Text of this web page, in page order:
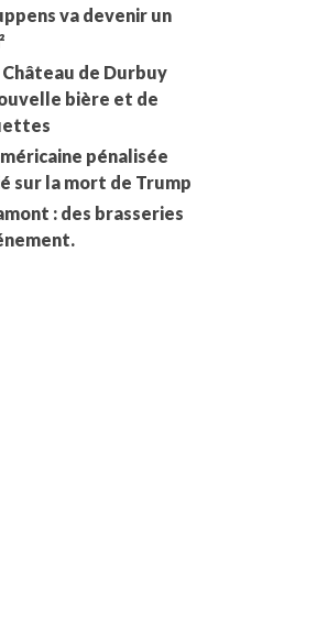
va devenir un
de Durbuy
bière et de
pénalisée
sur la mort de Trump
: des brasseries